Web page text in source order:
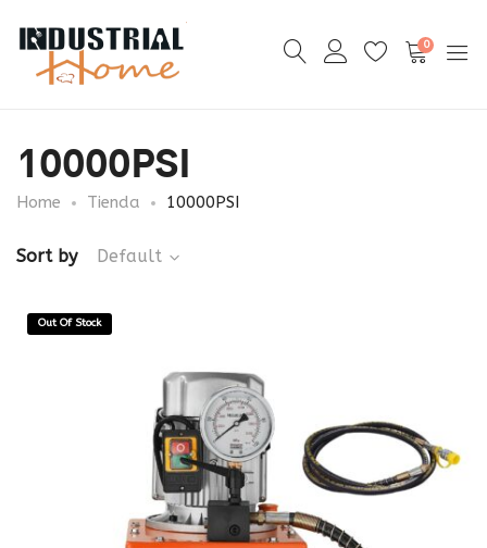
0
10000PSI
Home Tienda 10000PSI
Sort by Default
Out Of Stock